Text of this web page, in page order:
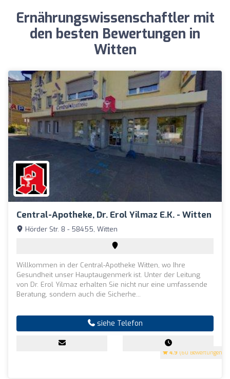
Ernährungswissenschaftler mit
den besten Bewertungen in
Witten
Central-Apotheke, Dr. Erol Yilmaz E.K. - Witten
4.9 (60 Bewertungen)
Hörder Str. 8 - 58455, Witten
Willkommen in der Central-Apotheke Witten, wo Ihre
Gesundheit unser Hauptaugenmerk ist. Unter der Leitung
von Dr. Erol Yilmaz erhalten Sie nicht nur eine umfassende
Beratung, sondern auch die Sicherhe...
siehe Telefon